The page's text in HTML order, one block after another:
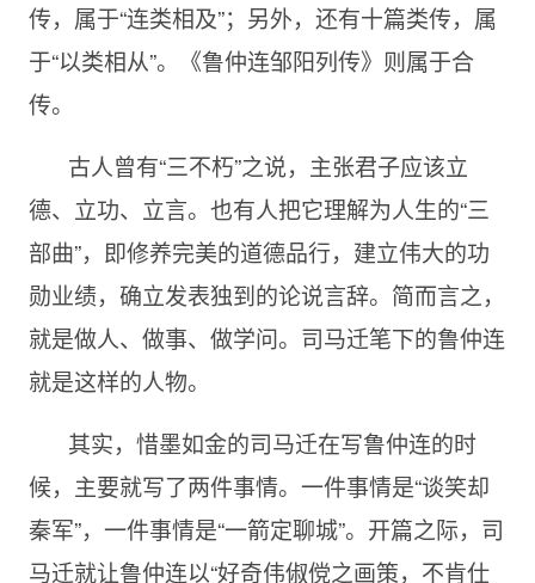
传，属于“连类相及”；另外，还有十篇类传，属
于“以类相从”。《鲁仲连邹阳列传》则属于合
传。
古人曾有“三不朽”之说，主张君子应该立
德、立功、立言。也有人把它理解为人生的“三
部曲”，即修养完美的道德品行，建立伟大的功
勋业绩，确立发表独到的论说言辞。简而言之，
就是做人、做事、做学问。司马迁笔下的鲁仲连
就是这样的人物。
其实，惜墨如金的司马迁在写鲁仲连的时
候，主要就写了两件事情。一件事情是“谈笑却
秦军”，一件事情是“一箭定聊城”。开篇之际，司
马迁就让鲁仲连以“好奇伟俶傥之画策，不肯仕